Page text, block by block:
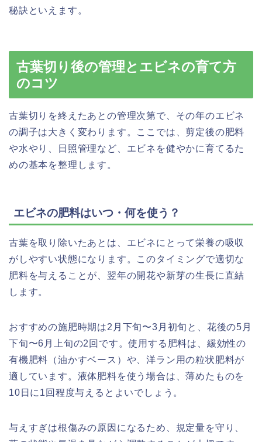
秘訣といえます。
古葉切り後の管理とエビネの育て方
のコツ
古葉切りを終えたあとの管理次第で、その年のエビネ
の調子は大きく変わります。ここでは、剪定後の肥料
や水やり、日照管理など、エビネを健やかに育てるた
めの基本を整理します。
エビネの肥料はいつ・何を使う？
古葉を取り除いたあとは、エビネにとって栄養の吸収
がしやすい状態になります。このタイミングで適切な
肥料を与えることが、翌年の開花や新芽の生長に直結
します。
おすすめの施肥時期は2月下旬〜3月初旬と、花後の5月
下旬〜6月上旬の2回です。使用する肥料は、緩効性の
有機肥料（油かすベース）や、洋ラン用の粒状肥料が
適しています。液体肥料を使う場合は、薄めたものを
10日に1回程度与えるとよいでしょう。
与えすぎは根傷みの原因になるため、規定量を守り、